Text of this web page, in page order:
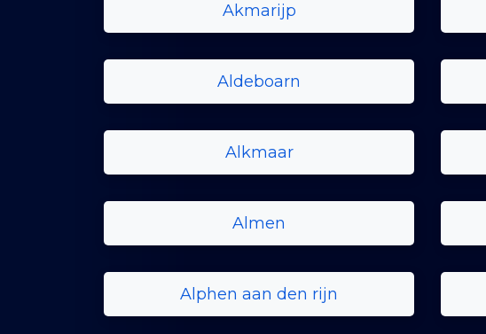
Akmarijp
Aldeboarn
Alkmaar
Almen
Alphen aan den rijn